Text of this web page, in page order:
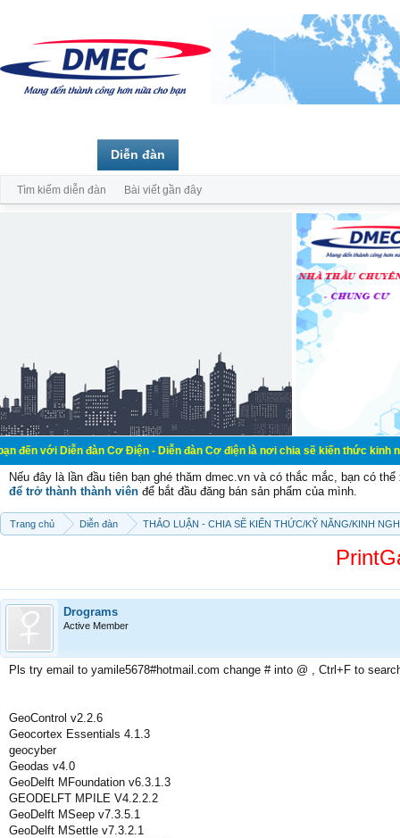
đàn Cơ Điện - Diễn đàn Cơ điện là nơi chia sẽ kiến thức kinh nghiệm
Nếu đây là lần đầu tiên bạn ghé thăm dmec.vn và có thắc mắc, bạn có
để trở thành thành viên để bắt đầu đăng bán sản phẩm của mình.
Trang chủ Diễn đàn THẢO LUẬN - CHIA SẼ KIẾN THỨC/KỸ NĂNG/KINH
Drograms
Active Member
Pls try email to yamile5678#hotmail.com change # into @ , Ctrl+F to
GeoControl v2.2.6
Geocortex Essentials 4.1.3
geocyber
Geodas v4.0
GeoDelft MFoundation v6.3.1.3
GEODELFT MPILE V4.2.2.2
GeoDelft MSeep v7.3.5.1
GeoDelft MSettle v7.3.2.1
Diễn đàn
Tìm kiếm diễn đàn Bài viết gần đây